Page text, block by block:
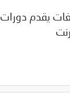
يقدم دورات